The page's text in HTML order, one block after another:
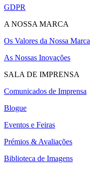
GDPR
A NOSSA MARCA
Os Valores da Nossa Marca
As Nossas Inovações
SALA DE IMPRENSA
Comunicados de Imprensa
Blogue
Eventos e Feiras
Prémios & Avaliações
Biblioteca de Imagens